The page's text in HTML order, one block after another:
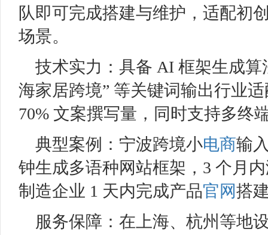
队即可完成搭建与维护，适配初
场景。
技术实力：具备 AI 框架生成算
海家居跨境” 等关键词输出行业
70% 文案撰写量，同时支持多终
典型案例：宁波跨境小电商输
钟生成多语种网站框架，3 个月
制造企业 1 天内完成产品官网搭
服务保障：在上海、杭州等地